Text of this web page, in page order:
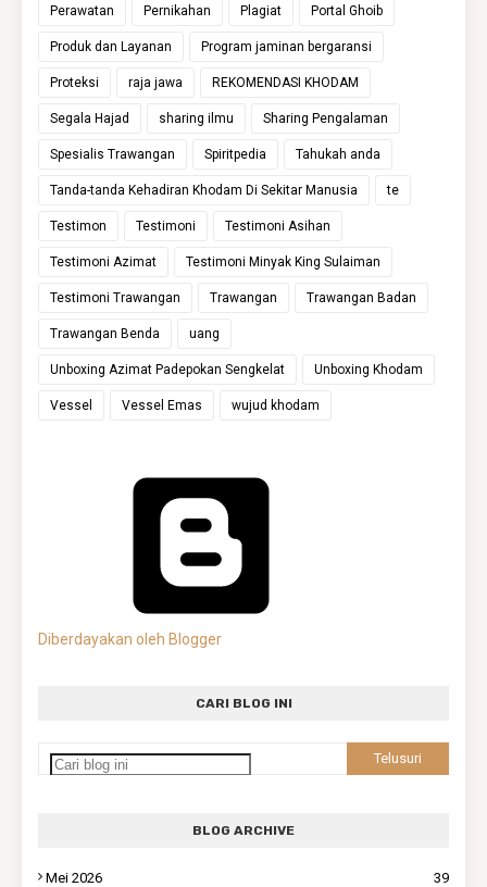
Perawatan Pernikahan Plagiat Portal Ghoib
Produk dan Layanan Program jaminan bergaransi
Proteksi raja jawa REKOMENDASI KHODAM
Segala Hajad sharing ilmu Sharing Pengalaman
Spesialis Trawangan Spiritpedia Tahukah anda
Tanda-tanda Kehadiran Khodam Di Sekitar Manusia te
Testimon Testimoni Testimoni Asihan
Testimoni Azimat Testimoni Minyak King Sulaiman
Testimoni Trawangan Trawangan Trawangan Badan
Trawangan Benda uang
Unboxing Azimat Padepokan Sengkelat Unboxing Khodam
Vessel Vessel Emas wujud khodam
Diberdayakan oleh Blogger
CARI BLOG INI
BLOG ARCHIVE
Mei 2026 39